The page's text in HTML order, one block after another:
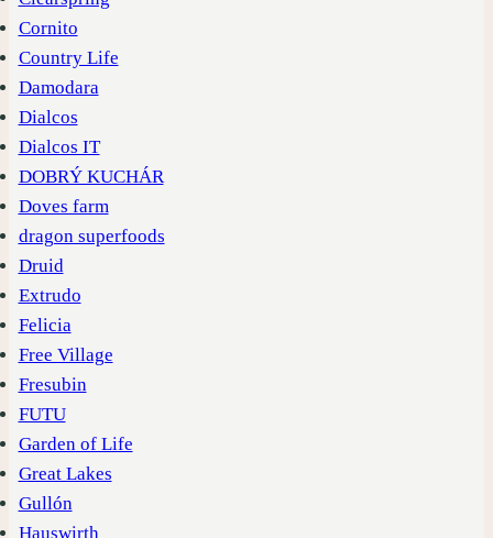
Cornito
Country Life
Damodara
Dialcos
Dialcos IT
DOBRÝ KUCHÁR
Doves farm
dragon superfoods
Druid
Extrudo
Felicia
Free Village
Fresubin
FUTU
Garden of Life
Great Lakes
Gullón
Hauswirth